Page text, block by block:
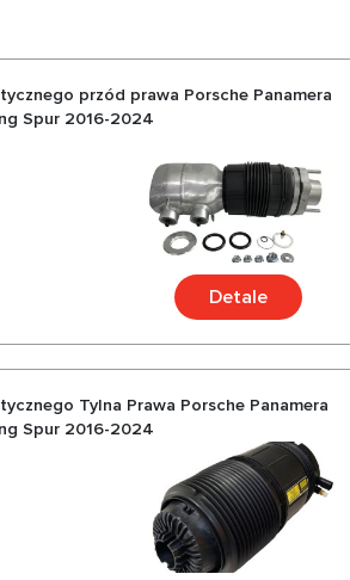
udogodnieniami technologicznymi i
zawieszenia pneumatycznego,
z możliwością ekspresowej dostawy.
i amerykańskich producentów. Ciesz się
przód prawa Porsche Panamera
Spur 2016-2024
Detale
Tylna Prawa Porsche Panamera
Spur 2016-2024